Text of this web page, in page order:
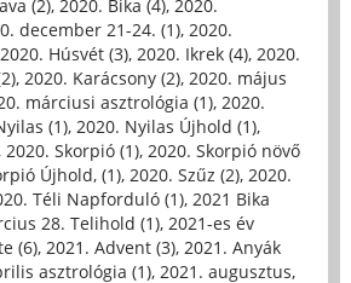
(2), 2020. Bika (4), 2020.
december 21-24. (1), 2020.
2020. Húsvét (3), 2020. Ikrek (4), 2020.
, 2020. Karácsony (2), 2020. május
márciusi asztrológia (1), 2020.
(1), 2020. Nyilas Újhold (1),
2020. Skorpió (1), 2020. Skorpió növő
Újhold, (1), 2020. Szűz (2), 2020.
Téli Napforduló (1), 2021 Bika
28. Telihold (1), 2021-es év
(6), 2021. Advent (3), 2021. Anyák
asztrológia (1), 2021. augusztus,